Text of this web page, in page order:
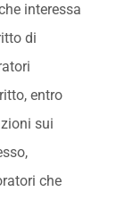
interessa
di
entro
sui
che